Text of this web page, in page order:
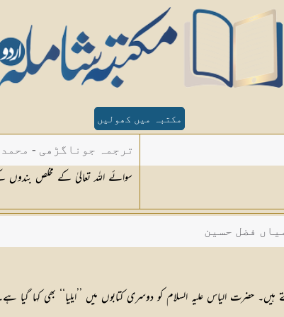
مکتبہ میں کھولیں
ترجمہ جوناگڑھی -
سوائے اللہ تعالیٰ کے مخلص
فضل حسین
حضرت الیاس علیہ السلام کو دوسری کتابوں میں ’’ایلیا‘‘ بھی کہا